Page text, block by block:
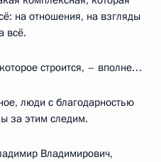
на отношения, на взгляды
всё.
строится, – вполне…
люди с благодарностью
за этим следим.
Владимирович,